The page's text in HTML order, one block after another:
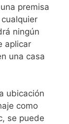
premisa
ningún
aplicar
una casa
ubicación
como
se puede